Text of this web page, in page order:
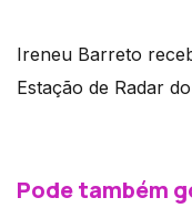
Ireneu Barreto
Estação de Radar
Pode também